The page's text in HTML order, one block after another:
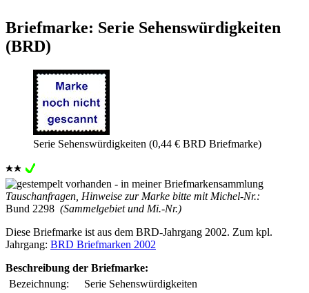
Briefmarke: Serie Sehenswürdigkeiten
(BRD)
Serie Sehenswürdigkeiten (0,44 € BRD Briefmarke)
Tauschanfragen, Hinweise zur Marke bitte mit Michel-Nr.:
Bund 2298 (Sammelgebiet und Mi.-Nr.)
Diese Briefmarke ist aus dem BRD-Jahrgang 2002. Zum kpl.
Jahrgang: BRD Briefmarken 2002
Beschreibung der Briefmarke:
Bezeichnung:
Serie Sehenswürdigkeiten